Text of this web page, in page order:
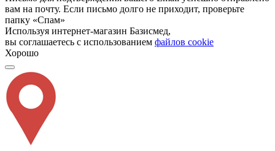
вам на почту. Если письмо долго не приходит, проверьте
папку «Спам»
Используя интернет-магазин Базисмед,
вы соглашаетесь с использованием файлов cookie
Хорошо